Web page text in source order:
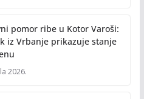
pomor ribe u Kotor Varoši:
iz Vrbanje prikazuje stanje
2026.